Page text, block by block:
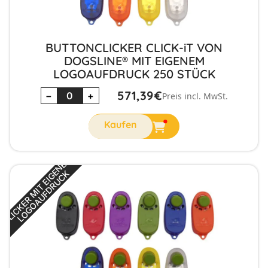
BUTTONCLICKER CLICK-iT VON
DOGSLINE® MIT EIGENEM
LOGOAUFDRUCK 250 STÜCK
− + 571,39€Preis incl. MwSt.
C
L
I
C
K
E
R
M
I
T
E
I
G
E
N
E
M
L
O
G
O
A
U
F
D
R
U
C
K